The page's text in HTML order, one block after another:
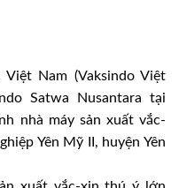
Nam (Vaksindo Việt
Satwa Nusantara tại
nhà máy sản xuất vắc-
Yên Mỹ II, huyện Yên